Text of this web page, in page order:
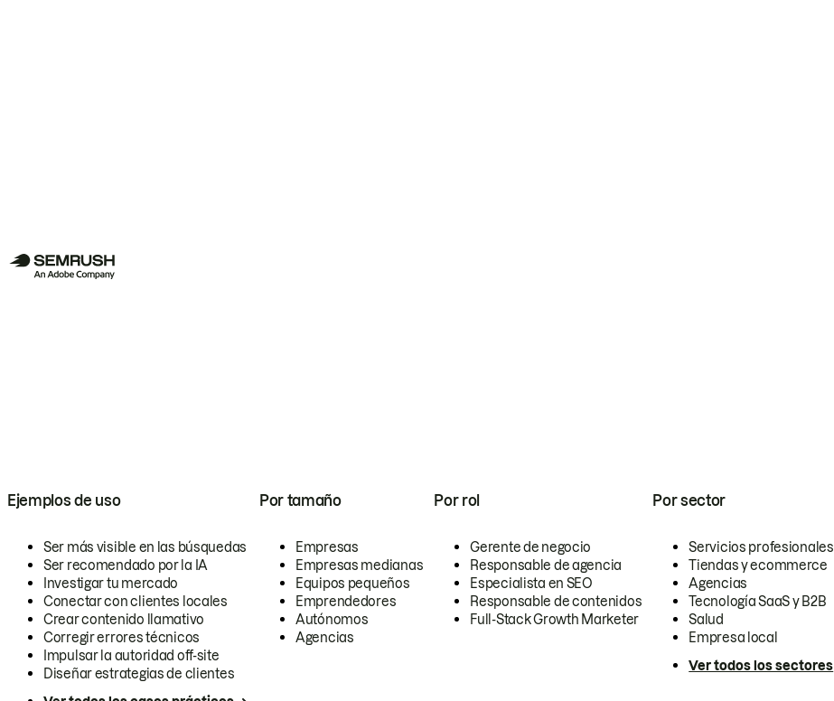
Ejemplos de uso
Ser más visible en las búsquedas
Ser recomendado por la IA
Investigar tu mercado
Conectar con clientes locales
Crear contenido llamativo
Corregir errores técnicos
Impulsar la autoridad off-site
Diseñar estrategias de clientes
Por tamaño
Empresas
Empresas medianas
Equipos pequeños
Emprendedores
Autónomos
Agencias
Por rol
Gerente de negocio
Responsable de agencia
Especialista en SEO
Responsable de contenidos
Full-Stack Growth Marketer
Por sector
Servicios profesionales
Tiendas y ecommerce
Agencias
Tecnología SaaS y B2B
Salud
Empresa local
Ver todos los sectores